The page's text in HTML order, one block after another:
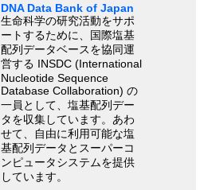
DNA Data Bank of Japan
生命科学の研究活動をサポ
ートするために、国際塩基
配列データベースを協同運
営する INSDC (International
Nucleotide Sequence
Database Collaboration) の
一員として、塩基配列デー
タを収集しています。あわ
せて、自由に利用可能な塩
基配列データとスーパーコ
ンピュータシステムを提供
しています。